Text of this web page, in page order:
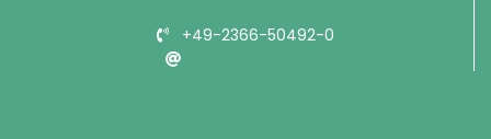
+49-2366-50492-0